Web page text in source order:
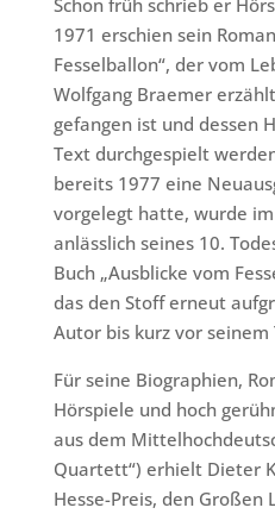
1971 erschien sein
Fesselballon“, der vom
Wolfgang Braemer
gefangen ist und dessen
Text durchgespielt
bereits 1977 eine
vorgelegt hatte, wurde
anlässlich seines 10.
Buch „Ausblicke vom
das den Stoff erneut
Autor bis kurz vor
Für seine Biographien,
Hörspiele und hoch
aus dem
Quartett“) erhielt Dieter
Hesse-Preis, den